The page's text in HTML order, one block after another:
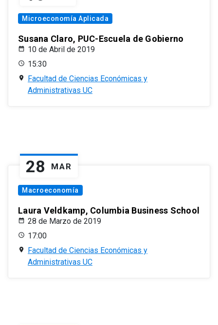
Microeconomía Aplicada
Susana Claro, PUC-Escuela de Gobierno
10 de Abril de 2019
15:30
Facultad de Ciencias Económicas y
Administrativas UC
28 MAR
Macroeconomía
Laura Veldkamp, Columbia Business School
28 de Marzo de 2019
17:00
Facultad de Ciencias Económicas y
Administrativas UC